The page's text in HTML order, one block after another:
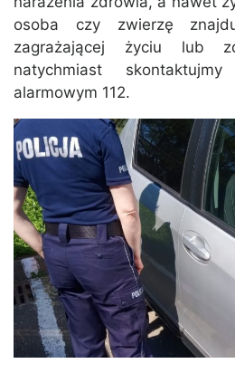
osoba czy zwierzę
zagrażającej życiu lub
natychmiast
alarmowym 112.